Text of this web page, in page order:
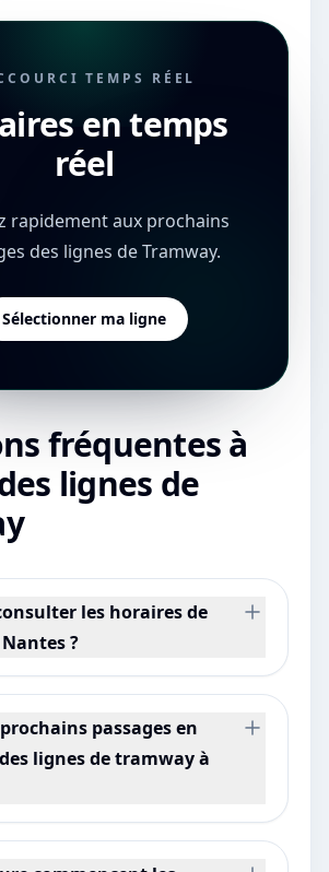
TEMPS RÉEL
en temps
réel
rapidement aux prochains
des lignes de Tramway.
Sélectionner ma ligne
fréquentes à
lignes de
les horaires de
?
passages en
lignes de tramway à